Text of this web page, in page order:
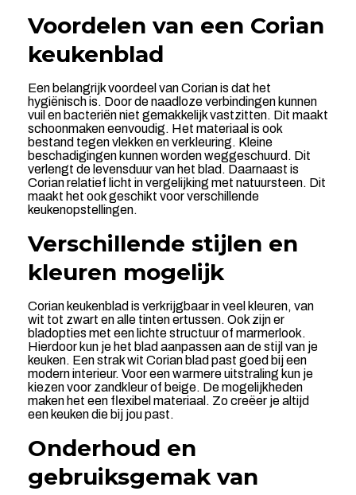
Voordelen van een Corian
keukenblad
Een belangrijk voordeel van Corian is dat het
hygiënisch is. Door de naadloze verbindingen kunnen
vuil en bacteriën niet gemakkelijk vastzitten. Dit maakt
schoonmaken eenvoudig. Het materiaal is ook
bestand tegen vlekken en verkleuring. Kleine
beschadigingen kunnen worden weggeschuurd. Dit
verlengt de levensduur van het blad. Daarnaast is
Corian relatief licht in vergelijking met natuursteen. Dit
maakt het ook geschikt voor verschillende
keukenopstellingen.
Verschillende stijlen en
kleuren mogelijk
Corian keukenblad is verkrijgbaar in veel kleuren, van
wit tot zwart en alle tinten ertussen. Ook zijn er
bladopties met een lichte structuur of marmerlook.
Hierdoor kun je het blad aanpassen aan de stijl van je
keuken. Een strak wit Corian blad past goed bij een
modern interieur. Voor een warmere uitstraling kun je
kiezen voor zandkleur of beige. De mogelijkheden
maken het een flexibel materiaal. Zo creëer je altijd
een keuken die bij jou past.
Onderhoud en
gebruiksgemak van